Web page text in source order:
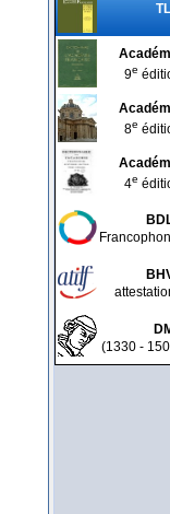
9e
8e
4e
(1330 -